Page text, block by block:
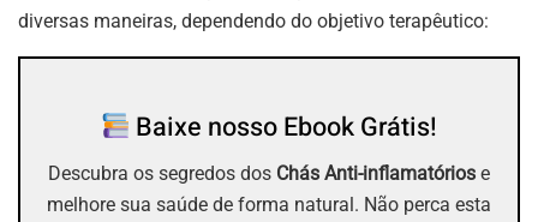
diversas maneiras, dependendo do objetivo terapêutico:
Baixe nosso Ebook Grátis!
Descubra os segredos dos Chás Anti-inflamatórios e
melhore sua saúde de forma natural. Não perca esta